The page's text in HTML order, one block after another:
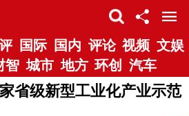
国际 国内 评论 视频 文娱
智 城市 地方 环创 汽车
省级新型工业化产业示范